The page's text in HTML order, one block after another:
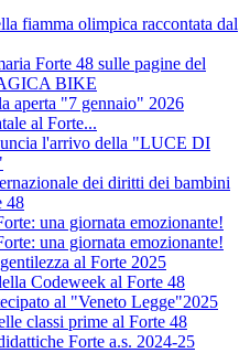
fiamma olimpica raccontata dal
Forte 48 sulle pagine del
BIKE
aperta "7 gennaio" 2026
al Forte...
l'arrivo della "LUCE DI
dei diritti dei bambini
48
una giornata emozionante!
una giornata emozionante!
al Forte 2025
Codeweek al Forte 48
al "Veneto Legge"2025
classi prime al Forte 48
Forte a.s. 2024-25